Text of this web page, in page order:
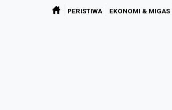
PERISTIWA EKONOMI & MIGAS